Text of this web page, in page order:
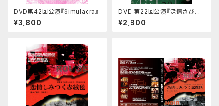
DVD第42回公演『Simulacra』
¥3,800
DVD 第22回公演『深情さびつく
回転儀』
¥2,800